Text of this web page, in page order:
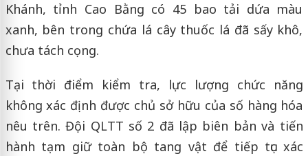
Khánh, tỉnh Cao Bằng có 45 bao tải dứa màu
xanh, bên trong chứa lá cây thuốc lá đã sấy khô,
chưa tách cọng.
Tại thời điểm kiểm tra, lực lượng chức năng
không xác định được chủ sở hữu của số hàng hóa
nêu trên. Đội QLTT số 2 đã lập biên bản và tiến
hành tạm giữ toàn bộ tang vật để tiếp tục xác